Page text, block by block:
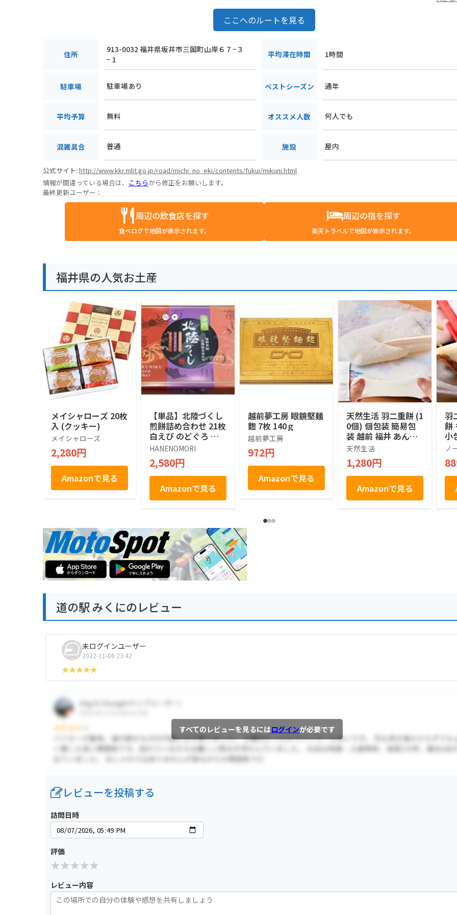
ここへのルートを見る
住所
913-0032 福井県坂井市三国町山岸６７−３
−１
平均滞在時間 1時間
駐車場 駐車場あり ベストシーズン 通年
平均予算 無料 オススメ人数 何人でも
混雑具合 普通 施設 屋内
公式サイト:http://www.kkr.mlit.go.jp/road/michi_no_eki/contents/fukui/mikuni.html
情報が間違っている場合は、 こちらから修正をお願いします。
最終更新ユーザー：
周辺の飲食店を探す
食べログで地図が表示されます。
周辺の宿を探す
楽天トラベルで地図が表示されます。
福井県の人気お土産
メイシャローズ 20枚
入 (クッキー)
メイシャローズ
2,280円
Amazonで見る
【単品】北陸づくし
煎餅詰め合わせ 21枚
白えび のどぐろ か
に 富山 石川 福井 名
産 お土産 ギフト
HANENOMORI
2,580円
Amazonで見る
越前夢工房 眼鏡堅麺
麭 7枚 140ｇ
越前夢工房
972円
Amazonで見る
天然生活 羽二重餅 (1
0個) 個包装 簡易包
装 越前 福井 あんこ
和菓子 もち米 おや
つ お茶請け 銘菓 お
土産 とろける なめ
らか
天然生活
1,280円
Amazonで見る
羽
餅
小
産
用
ノ
道の駅 みくにのレビュー
未ログインユーザー
2022-11-06 23:42
すべてのレビューを見るにはログインが必要です
レビューを投稿する
訪問日時
評価
レビュー内容